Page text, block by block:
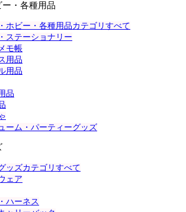
・各種用品
ホビー・各種用品カテゴリすべて
ステーショナリー
モ帳
用品
用品
品
ーム・パーティーグッズ
ッズカテゴリすべて
ェア
ハーネス